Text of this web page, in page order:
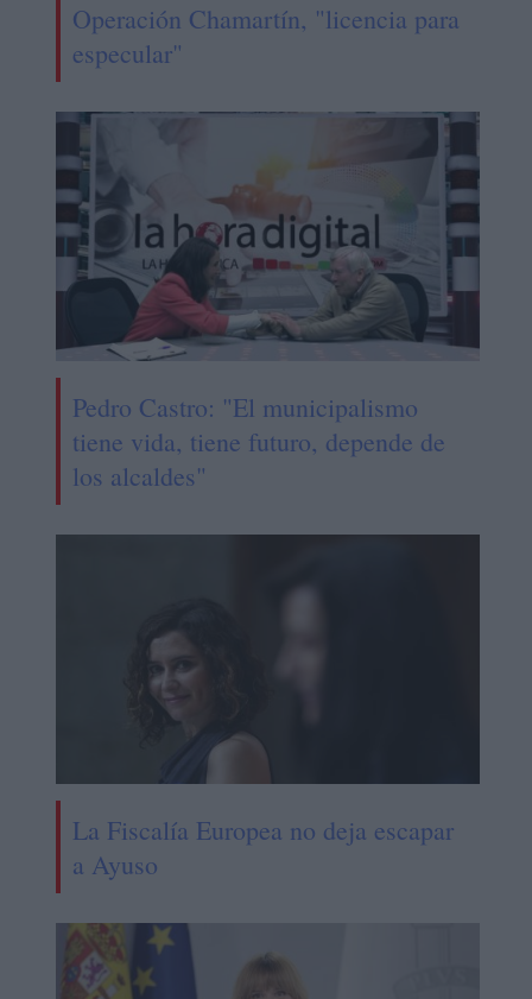
Operación Chamartín, "licencia para
especular"
Pedro Castro: "El municipalismo
tiene vida, tiene futuro, depende de
los alcaldes"
La Fiscalía Europea no deja escapar
a Ayuso